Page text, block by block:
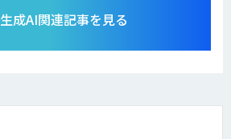
生成AI関連記事を見る